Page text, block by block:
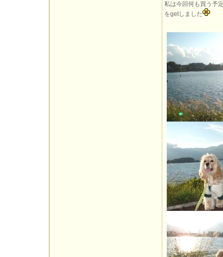
私は今回何も買う予
をgetしました